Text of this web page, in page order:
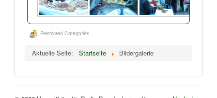
Restricted Categories
Aktuelle Seite: Startseite Bildergalerie